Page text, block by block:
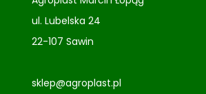
ul. Lubelska 24
22-107 Sawin
sklep@agroplast.pl